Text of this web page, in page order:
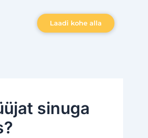
Laadi kohe alla
sinuga